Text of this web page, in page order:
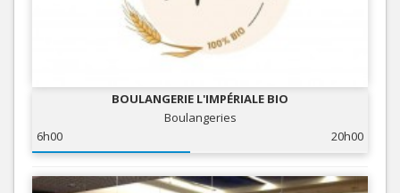
BOULANGERIE L'IMPÉRIALE BIO
Boulangeries
6h00
20h00